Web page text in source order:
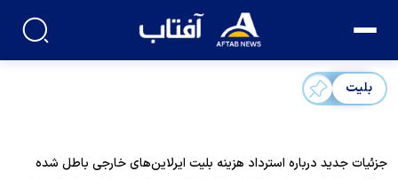
بلیت
جزئیات جدید درباره استرداد هزینه بلیت ایرلاین‌های خارجی باطل شده